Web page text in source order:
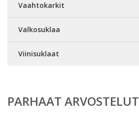
Vaahtokarkit
Valkosuklaa
Viinisuklaat
PARHAAT ARVOSTELUT